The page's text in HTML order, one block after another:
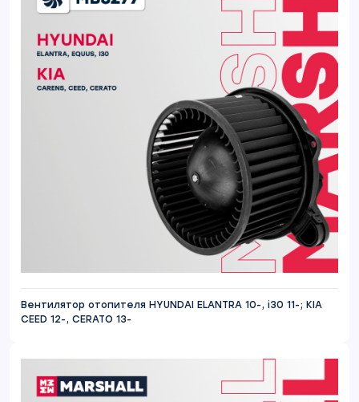
Вентилятор отопителя HYUNDAI ELANTRA 10-, i30 11-; KIA
CEED 12-, CERATO 13-